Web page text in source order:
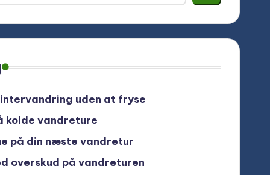
uden at fryse
kolde vandreture
på din næste vandretur
overskud på vandreturen